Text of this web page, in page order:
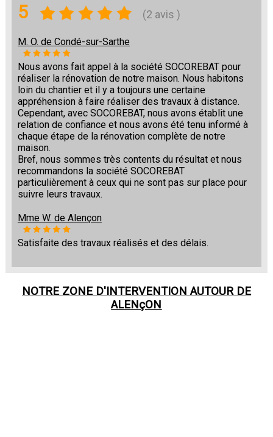
5 (2 avis )
M. O. de Condé-sur-Sarthe
Nous avons fait appel à la société SOCOREBAT pour
réaliser la rénovation de notre maison. Nous habitons
loin du chantier et il y a toujours une certaine
appréhension à faire réaliser des travaux à distance.
Cependant, avec SOCOREBAT, nous avons établit une
relation de confiance et nous avons été tenu informé à
chaque étape de la rénovation complète de notre
maison.
Bref, nous sommes très contents du résultat et nous
recommandons la société SOCOREBAT
particulièrement à ceux qui ne sont pas sur place pour
suivre leurs travaux.
Mme W. de Alençon
Satisfaite des travaux réalisés et des délais.
NOTRE ZONE D'INTERVENTION AUTOUR DE
ALENçON